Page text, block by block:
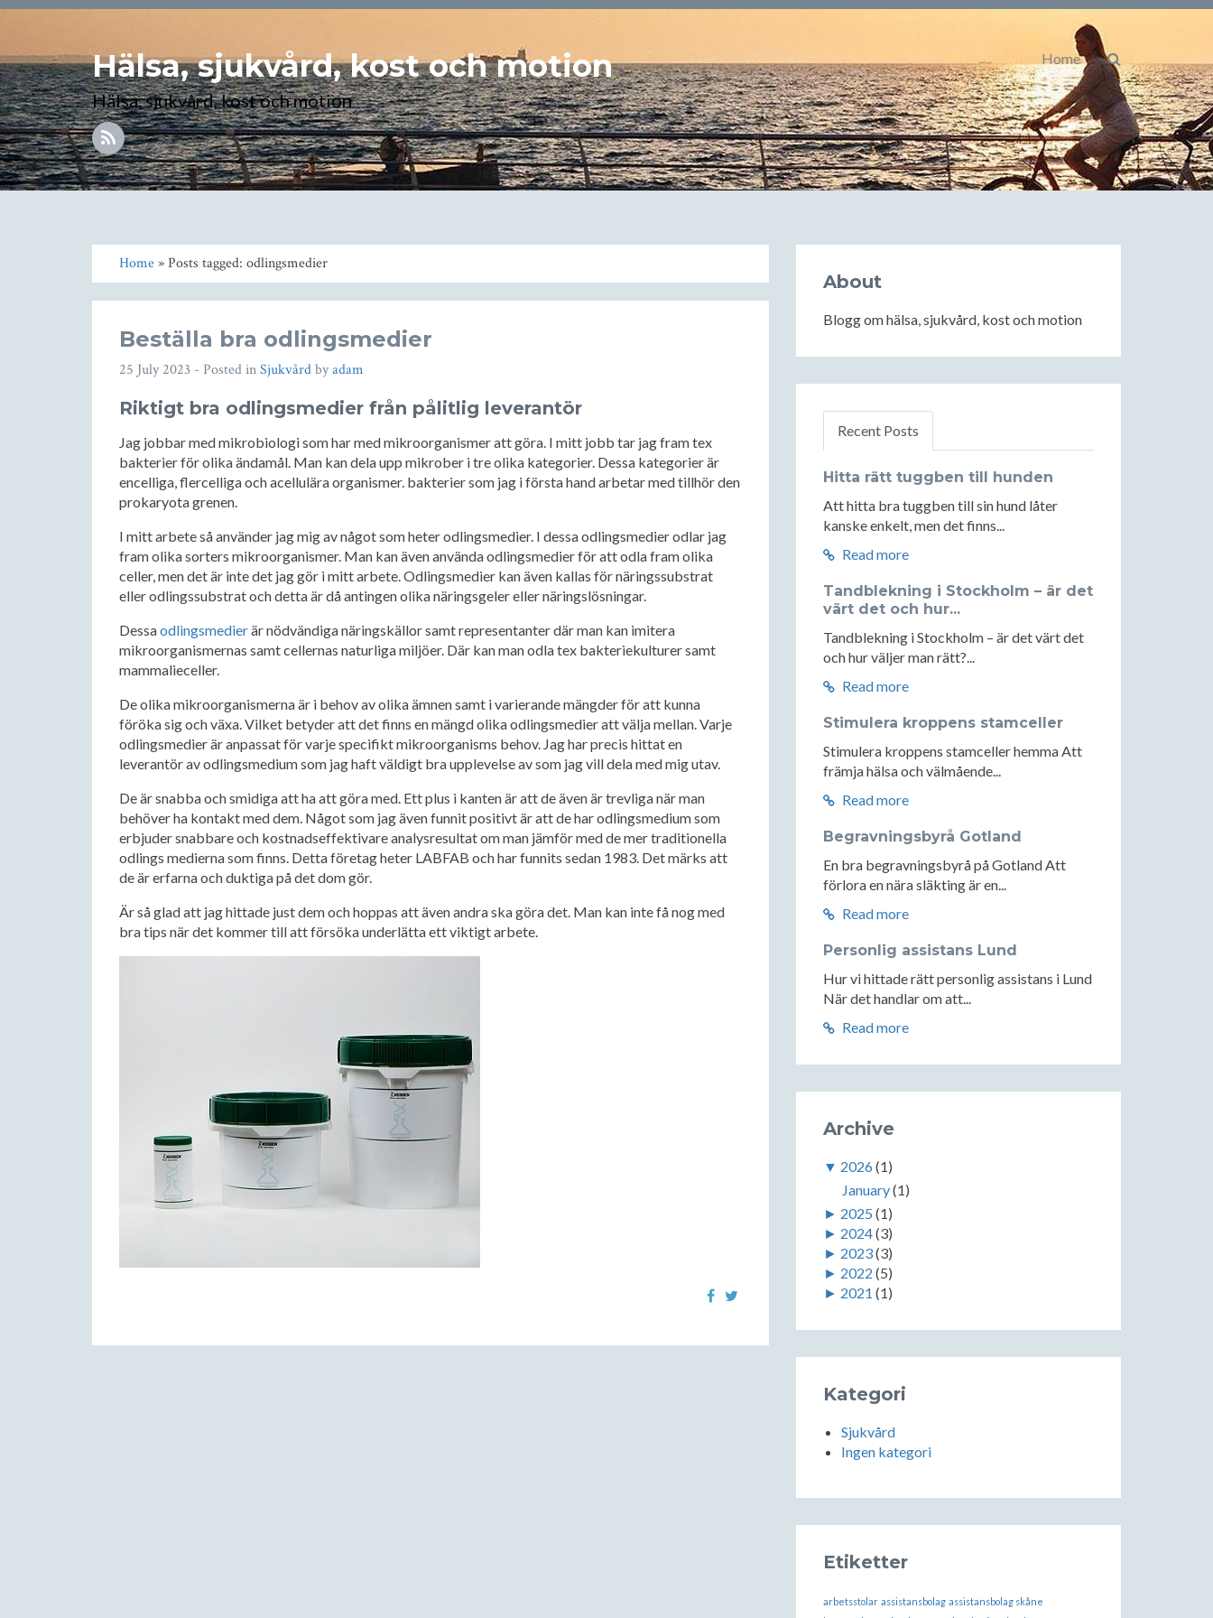
Hälsa, sjukvård, kost och motion
Hälsa, sjukvård, kost och motion
Home
Home» Posts tagged: odlingsmedier
Beställa bra odlingsmedier
25 July 2023 - Posted inSjukvårdbyadam
Riktigt bra odlingsmedier från pålitlig leverantör
Jag jobbar med mikrobiologi som har med mikroorganismer att göra. I mitt jobb tar jag fram tex
bakterier för olika ändamål. Man kan dela upp mikrober i tre olika kategorier. Dessa kategorier är
encelliga, flercelliga och acellulära organismer. bakterier som jag i första hand arbetar med tillhör den
prokaryota grenen.
I mitt arbete så använder jag mig av något som heter odlingsmedier. I dessa odlingsmedier odlar jag
fram olika sorters mikroorganismer. Man kan även använda odlingsmedier för att odla fram olika
celler, men det är inte det jag gör i mitt arbete. Odlingsmedier kan även kallas för näringssubstrat
eller odlingssubstrat och detta är då antingen olika näringsgeler eller näringslösningar.
Dessaodlingsmedierär nödvändiga näringskällor samt representanter där man kan imitera
mikroorganismernas samt cellernas naturliga miljöer. Där kan man odla tex bakteriekulturer samt
mammalieceller.
De olika mikroorganismerna är i behov av olika ämnen samt i varierande mängder för att kunna
föröka sig och växa. Vilket betyder att det finns en mängd olika odlingsmedier att välja mellan. Varje
odlingsmedier är anpassat för varje specifikt mikroorganisms behov. Jag har precis hittat en
leverantör av odlingsmedium som jag haft väldigt bra upplevelse av som jag vill dela med mig utav.
De är snabba och smidiga att ha att göra med. Ett plus i kanten är att de även är trevliga när man
behöver ha kontakt med dem. Något som jag även funnit positivt är att de har odlingsmedium som
erbjuder snabbare och kostnadseffektivare analysresultat om man jämför med de mer traditionella
odlings medierna som finns. Detta företag heter LABFAB och har funnits sedan 1983. Det märks att
de är erfarna och duktiga på det dom gör.
Är så glad att jag hittade just dem och hoppas att även andra ska göra det. Man kan inte få nog med
bra tips när det kommer till att försöka underlätta ett viktigt arbete.
About
Blogg om hälsa, sjukvård, kost och motion
Recent Posts
Hitta rätt tuggben till hunden
Att hitta bra tuggben till sin hund låter
kanske enkelt, men det finns...
Read more
Tandblekning i Stockholm – är det
värt det och hur...
Tandblekning i Stockholm – är det värt det
och hur väljer man rätt?...
Read more
Stimulera kroppens stamceller
Stimulera kroppens stamceller hemma Att
främja hälsa och välmående...
Read more
Begravningsbyrå Gotland
En bra begravningsbyrå på Gotland Att
förlora en nära släkting är en...
Read more
Personlig assistans Lund
Hur vi hittade rätt personlig assistans i Lund
När det handlar om att...
Read more
Archive
▼ 2026(1)
January(1)
► 2025 (1)
► 2024(3)
► 2023(3)
► 2022 (5)
► 2021 (1)
Kategori
Sjukvård
Ingen kategori
Etiketter
arbetsstolar assistansbolag assistansbolag skåne